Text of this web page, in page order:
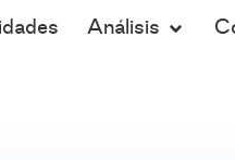
Análisis